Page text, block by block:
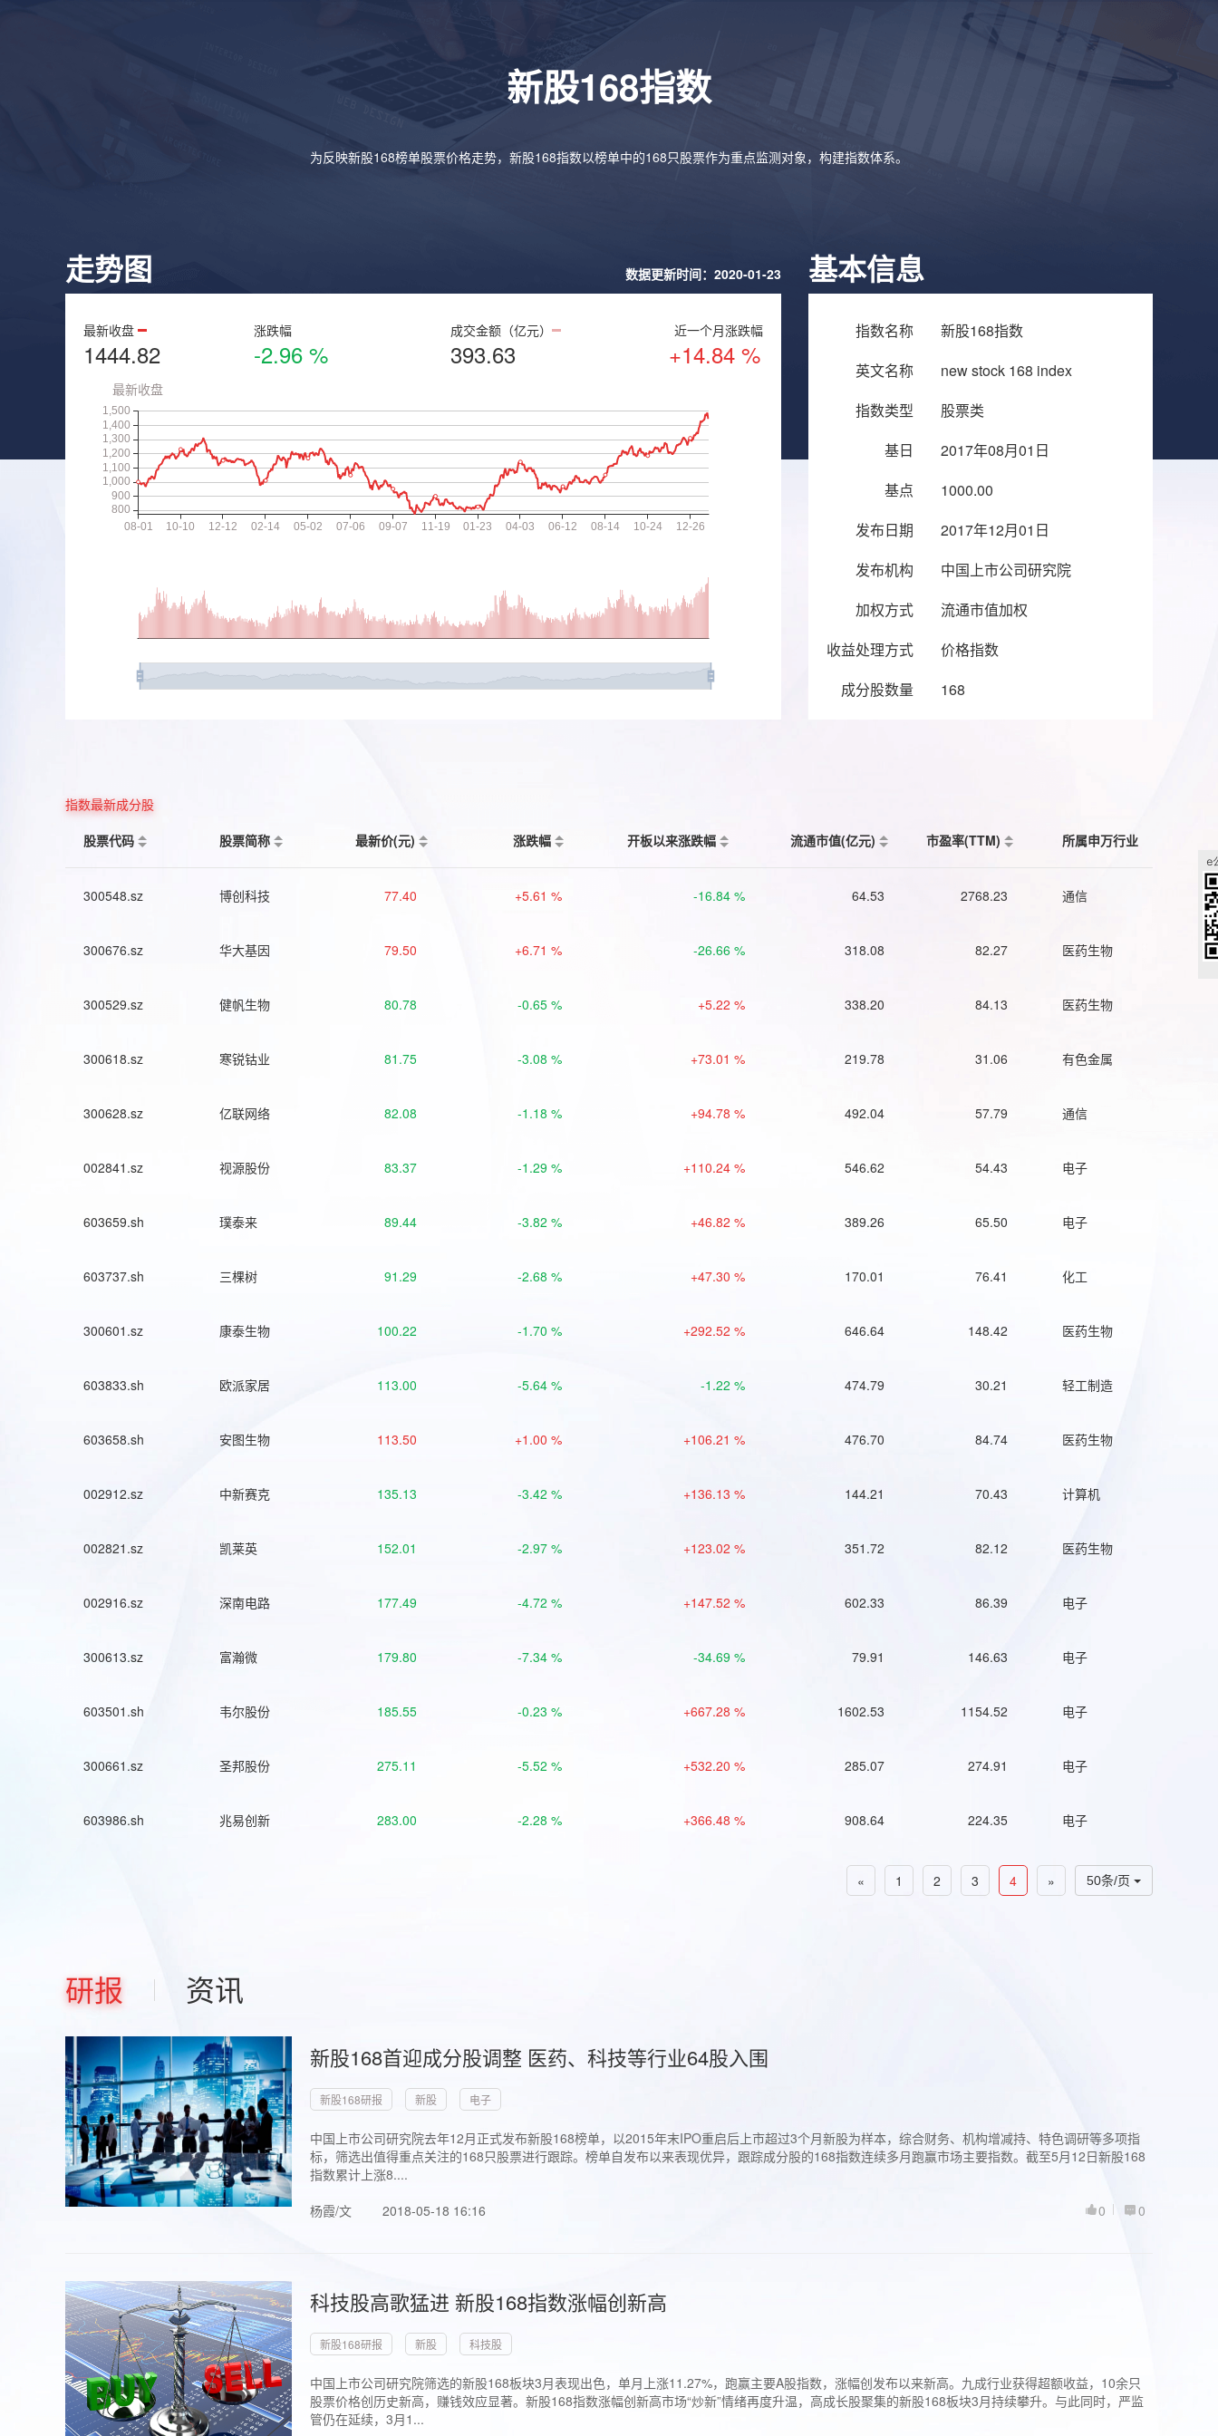
新股168指数
为反映新股168榜单股票价格走势，新股168指数以榜单中的168只股票作为重点监测对象，构建指数体系。
走势图 数据更新时间：2020-01-23
最新收盘
1444.82
涨跌幅
-2.96 %
成交金额（亿元）
393.63
近一个月涨跌幅
+14.84 %
基本信息
指数名称
新股168指数
英文名称
new stock 168 index
指数类型
股票类
基日
2017年08月01日
基点
1000.00
发布日期
2017年12月01日
发布机构
中国上市公司研究院
加权方式
流通市值加权
收益处理方式
价格指数
成分股数量
168
指数最新成分股
股票代码
股票简称 最新价(元) 涨跌幅 开板以来涨跌幅 流通市值(亿元) 市盈率(TTM) 所属申万行业
300548.sz 博创科技 77.40 +5.61 % -16.84 % 64.53 2768.23 通信
300676.sz 华大基因 79.50 +6.71 % -26.66 % 318.08 82.27 医药生物
300529.sz 健帆生物 80.78 -0.65 % +5.22 % 338.20 84.13 医药生物
300618.sz 寒锐钴业 81.75 -3.08 % +73.01 % 219.78 31.06 有色金属
300628.sz 亿联网络 82.08 -1.18 % +94.78 % 492.04 57.79 通信
002841.sz 视源股份 83.37 -1.29 % +110.24 % 546.62 54.43 电子
603659.sh 璞泰来 89.44 -3.82 % +46.82 % 389.26 65.50 电子
603737.sh 三棵树 91.29 -2.68 % +47.30 % 170.01 76.41 化工
300601.sz 康泰生物 100.22 -1.70 % +292.52 % 646.64 148.42 医药生物
603833.sh 欧派家居 113.00 -5.64 % -1.22 % 474.79 30.21 轻工制造
603658.sh 安图生物 113.50 +1.00 % +106.21 % 476.70 84.74 医药生物
002912.sz 中新赛克 135.13 -3.42 % +136.13 % 144.21 70.43 计算机
002821.sz 凯莱英 152.01 -2.97 % +123.02 % 351.72 82.12 医药生物
002916.sz 深南电路 177.49 -4.72 % +147.52 % 602.33 86.39 电子
300613.sz 富瀚微 179.80 -7.34 % -34.69 % 79.91 146.63 电子
603501.sh 韦尔股份 185.55 -0.23 % +667.28 % 1602.53 1154.52 电子
300661.sz 圣邦股份 275.11 -5.52 % +532.20 % 285.07 274.91 电子
603986.sh 兆易创新 283.00 -2.28 % +366.48 % 908.64 224.35 电子
50条/页
« 1 2 3 4 »
研报 资讯
新股168首迎成分股调整 医药、科技等行业64股入围
新股168研报 新股 电子
中国上市公司研究院去年12月正式发布新股168榜单，以2015年末IPO重启后上市超过3个月新股为样本，综合财务、机构增减持、特色调研等多项指
标，筛选出值得重点关注的168只股票进行跟踪。榜单自发布以来表现优异，跟踪成分股的168指数连续多月跑赢市场主要指数。截至5月12日新股168
指数累计上涨8....
杨霞/文
2018-05-18 16:16 0
0
科技股高歌猛进 新股168指数涨幅创新高
新股168研报 新股 科技股
中国上市公司研究院筛选的新股168板块3月表现出色，单月上涨11.27%，跑赢主要A股指数，涨幅创发布以来新高。九成行业获得超额收益，10余只
股票价格创历史新高，赚钱效应显著。新股168指数涨幅创新高市场“炒新”情绪再度升温，高成长股聚集的新股168板块3月持续攀升。与此同时，严监
管仍在延续，3月1...